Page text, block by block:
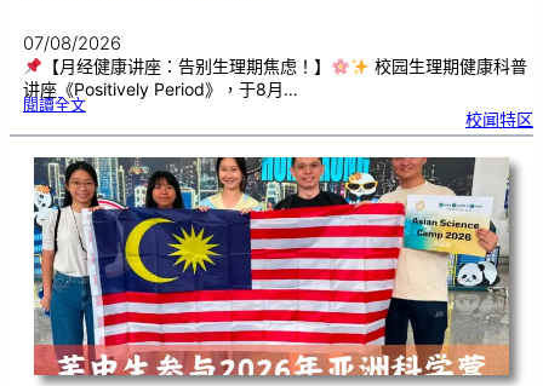
07/08/2026
【月经健康讲座：告别生理期焦虑！】
校园生理期健康科普
讲座《Positively Period》，于8月…
閱讀全文:月
康
座
告
别
生
理
期
焦
虑
！
校闻特区